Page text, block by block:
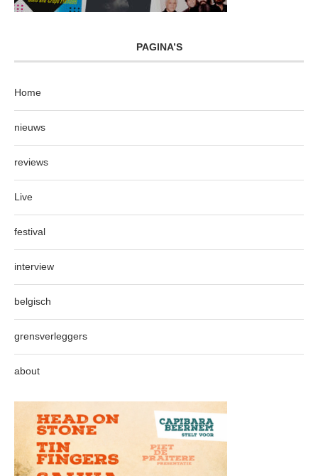
PAGINA’S
Home
nieuws
reviews
Live
festival
interview
belgisch
grensverleggers
about